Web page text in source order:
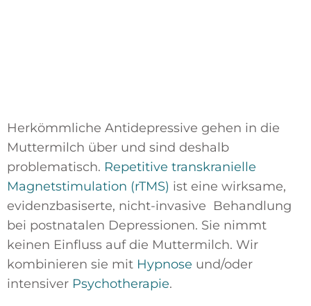
Herkömmliche Antidepressive gehen in die
Muttermilch über und sind deshalb
problematisch. Repetitive transkranielle
Magnetstimulation (rTMS) ist eine wirksame,
evidenzbasiserte, nicht-invasive Behandlung
bei postnatalen Depressionen. Sie nimmt
keinen Einfluss auf die Muttermilch. Wir
kombinieren sie mit Hypnose und/oder
intensiver Psychotherapie.